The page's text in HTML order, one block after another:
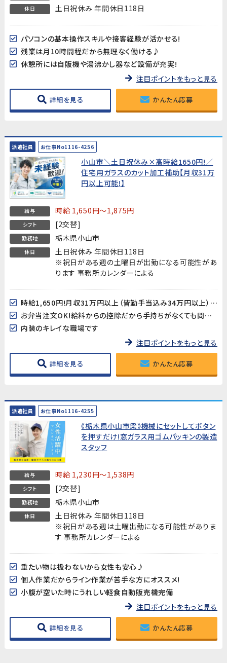
休日 土日祝休み 年間休日118日
パソコンの基本操作スキルや接客経験が活かせる!
残業は月10時間程だから無理なく働ける♪
休憩所には自販機や湯沸かし器など設備が充実!
注目ポイントをもっと見る
詳細を見る かんたん応募
派遣社員 お仕事No1116-4256
小山市＼土日祝休み×高時給1650円!／
住宅用ガラスのカット加工補助【月収31万
円以上可能!】
給与 時給 1,650円～1,875円
シフト [2交替]
勤務地 栃木県小山市
休日
土日祝休み 年間休日118日
※祝日がある週の土曜日が出勤になる可能性があ
ります 事務所カレンダーによる
時給1,650円!月収31万円以上（皆勤手当込み34万円以上）可能!
お弁当注文OK!給料からの控除だから手持ちがなくても問題なし♪
内装のキレイな職場です
注目ポイントをもっと見る
詳細を見る かんたん応募
派遣社員 お仕事No1116-4255
《栃木県小山市梁》機械にセットしてボタン
を押すだけ!窓ガラス用ゴムパッキンの製造
スタッフ
給与 時給 1,230円～1,538円
シフト [2交替]
勤務地 栃木県小山市
休日
土日祝休み 年間休日118日
※祝日がある週は土曜出勤になる可能性がありま
す 事務所カレンダーによる
重たい物は扱わないから女性も安心♪
個人作業だからライン作業が苦手な方にオススメ!
小腹が空いた時にうれしい軽食自動販売機完備
注目ポイントをもっと見る
詳細を見る かんたん応募